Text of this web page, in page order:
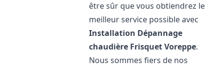
être sûr que vous obtiendrez le
meilleur service possible avec
Installation Dépannage
chaudière FrisquetVoreppe.
Nous sommes fiers de nos